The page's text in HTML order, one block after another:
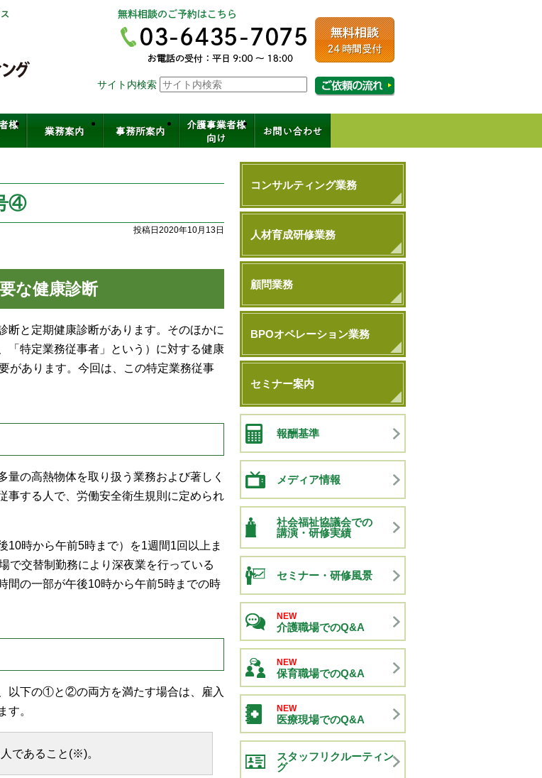
社会保険労務士法人ヒューマンスキルコンサルティング
介護・保育・医療など福祉の人材育成、コンサル、キャリアパス
サイト内検索
④
投稿日2020年10月13日
な健康診断
断と定期健康診断があります。そのほかに
「特定業務従事者」という）に対する健康
があります。今回は、この特定業務従事
の高熱物体を取り扱う業務および著しく
事する人で、労働安全衛生規則に定められ
10時から午前5時まで）を1週間1回以上ま
で交替制勤務により深夜業を行っている
間の一部が午後10時から午前5時までの時
以下の①と②の両方を満たす場合は、雇入
す。
であること(※)。
コンサルティング業務
人材育成研修業務
顧問業務
BPOオペレーション業務
セミナー案内
報酬基準
メディア情報
社会福祉協議会での
講演・研修実績
セミナー・研修風景
NEW
介護職場でのQ&A
NEW
保育職場でのQ&A
NEW
医療現場でのQ&A
スタッフリクルーティン
グ